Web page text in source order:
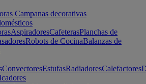
Campanas decorativas
AspiradoresCafeterasPlanchas de
Robots de CocinaBalanzas de
ConvectoresEstufasRadiadoresCalefactores